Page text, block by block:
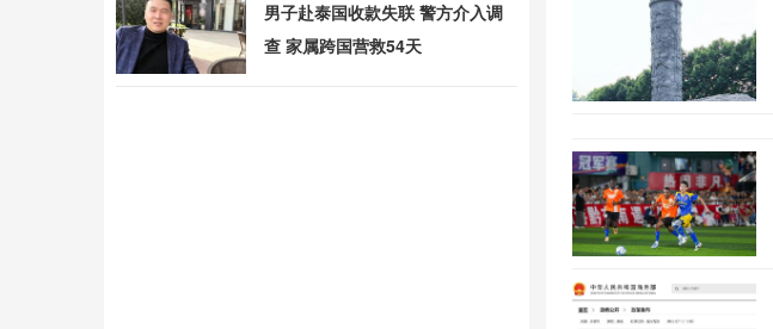
男子赴泰国收款失联 警方介入调
查 家属跨国营救54天